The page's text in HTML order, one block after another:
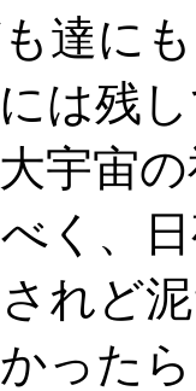
達に
は残
宇宙
く、
れど
った